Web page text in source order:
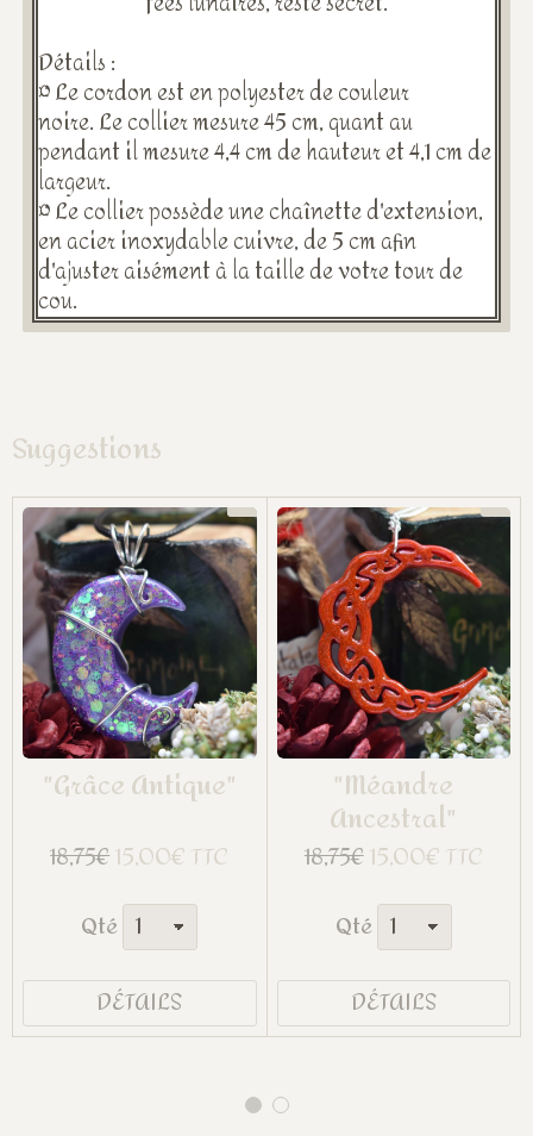
Détails :
¤ Le cordon est en polyester de couleur
noire. Le collier mesure 45 cm, quant au
pendant il mesure 4,4 cm de hauteur et 4,1 cm de
largeur.
¤ Le collier possède une chaînette d'extension,
en acier inoxydable cuivre, de 5 cm afin
d'ajuster aisément à la taille de votre tour de
cou.
Suggestions
"Grâce Antique"
18,75€15,00€ TTC
Qté
DÉTAILS
"Méandre
Ancestral"
18,75€15,00€ TTC
Qté
DÉTAILS